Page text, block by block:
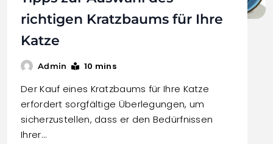
richtigen Kratzbaums für Ihre
Katze
Admin 10 mins
Der Kauf eines Kratzbaums für Ihre Katze
erfordert sorgfältige Überlegungen, um
sicherzustellen, dass er den Bedürfnissen
Ihrer…